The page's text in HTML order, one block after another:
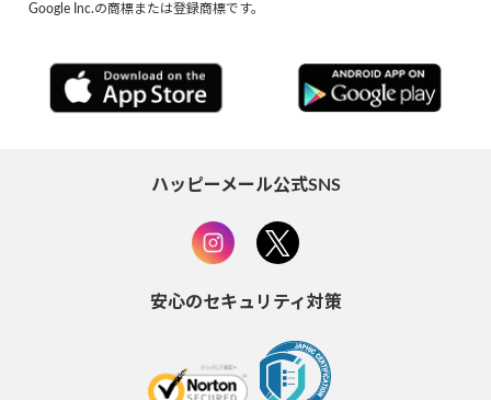
Google Inc.の商標または登録商標です。
ハッピーメール公式SNS
安心のセキュリティ対策